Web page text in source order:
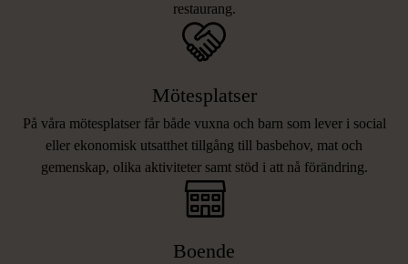
restaurang.
Mötesplatser
På våra mötesplatser får både vuxna och barn som lever i social
eller ekonomisk utsatthet tillgång till basbehov, mat och
gemenskap, olika aktiviteter samt stöd i att nå förändring.
Boende